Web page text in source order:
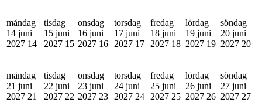
måndag
14 juni
2027 14
tisdag
15 juni
2027 15
onsdag
16 juni
2027 16
torsdag
17 juni
2027 17
fredag
18 juni
2027 18
lördag
19 juni
2027 19
söndag
20 juni
2027 20
måndag
21 juni
2027 21
tisdag
22 juni
2027 22
onsdag
23 juni
2027 23
torsdag
24 juni
2027 24
fredag
25 juni
2027 25
lördag
26 juni
2027 26
söndag
27 juni
2027 27